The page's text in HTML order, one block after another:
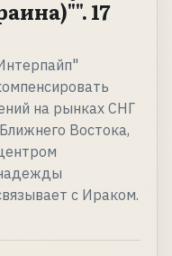
17
на рынках СНГ
Востока,
с Ираком.